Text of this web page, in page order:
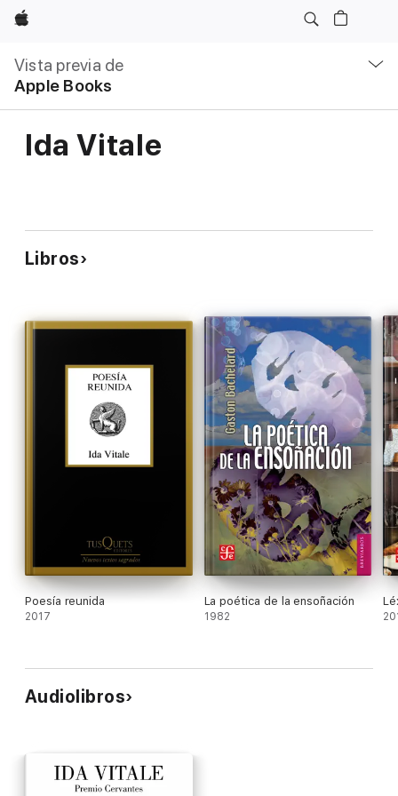
Apple
Vista previa de
Apple Books
local
Abrir
menú
Ida Vitale
Libros
Poesía reunida
2017
La poética de la ensoñación
1982
Audiolibros